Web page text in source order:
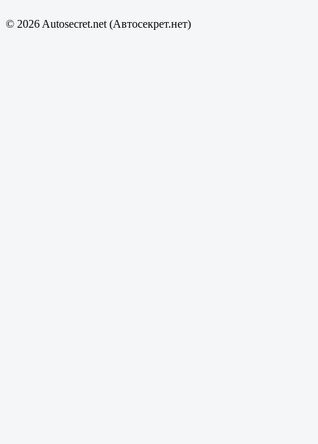
© 2026 Autosecret.net (Автосекрет.нет)